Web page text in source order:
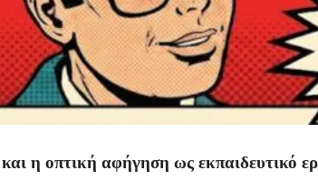
η οπτική αφήγηση ως εκπαιδευτικό